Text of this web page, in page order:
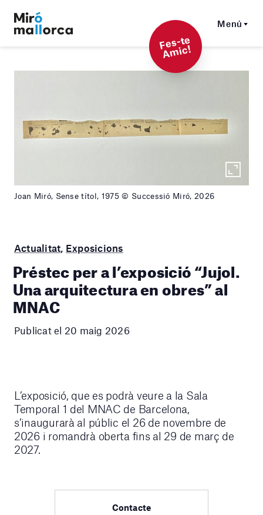
Menú
F
es-t
e
A
mi
c!
Joan Miró, Sense títol, 1975 © Successió Miró, 2026
Actualitat Exposicions
Préstec per a l’exposició “Jujol.
Una arquitectura en obres” al
MNAC
Publicat el 20 maig 2026
L’exposició, que es podrà veure a la Sala
Temporal 1 del MNAC de Barcelona,
s’inaugurarà al públic el 26 de novembre de
2026 i romandrà oberta fins al 29 de març de
2027.
Contacte